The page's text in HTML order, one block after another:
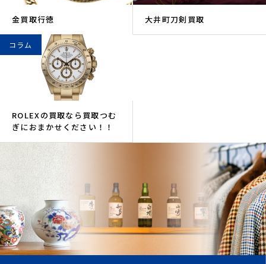
金買取行徳 大井町刀剣買取
コラム
ROLEXの買取なら買取つむ
ぎにおまかせください！！